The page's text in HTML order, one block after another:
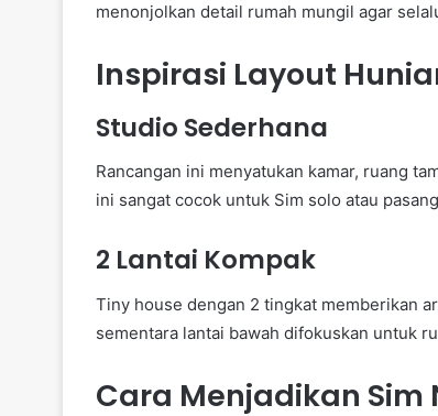
menonjolkan detail rumah mungil agar
Inspirasi Layout
Studio Sederhana
Rancangan ini menyatukan kamar, ruang
ini sangat cocok untuk Sim solo atau
2 Lantai Kompak
Tiny house dengan 2 tingkat memberikan
sementara lantai bawah difokuskan untuk
Cara Menjadikan Sim